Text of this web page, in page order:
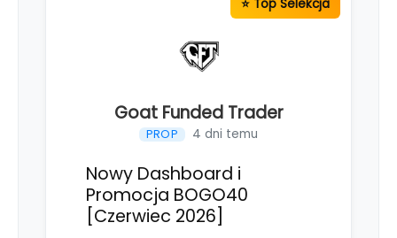
Goat Funded Trader
PROP 4 dni temu
Nowy Dashboard i
Promocja BOGO40
[Czerwiec 2026]